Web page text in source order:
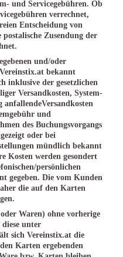
und Servicegebühren. Ob
verrechnet,
Entscheidung von
Zusendung der
und/oder
bekannt
inklusive der gesetzlichen
Versandkosten, System-
und
des Buchungsvorgangs
oder bei
mündlich bekannt
Kosten werden gesondert
persönlichen
gegeben. Die vom Kunden
die auf den Karten
Waren) ohne vorherige
unter
sich Vereinstix.at die
Karten ergebenden